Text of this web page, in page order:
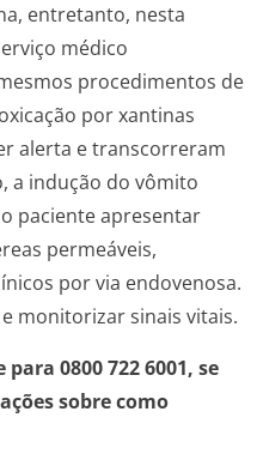
entretanto, nesta
médico
procedimentos de
por xantinas
alerta e transcorreram
a indução do vômito
paciente apresentar
permeáveis,
por via endovenosa.
monitorizar sinais vitais.
0800 722 6001, se
sobre como